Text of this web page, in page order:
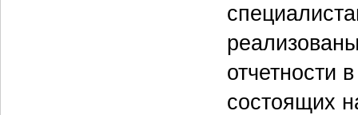
отчетности
состоящих